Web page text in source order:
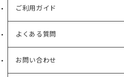
ご利用ガイド
よくある質問
お問い合わせ